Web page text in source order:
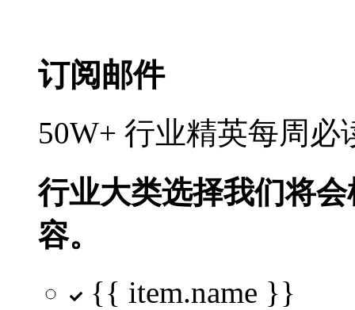
订阅邮件
50W+ 行业精英每周
行业大类选择我们将
容。
{{ item.name }}